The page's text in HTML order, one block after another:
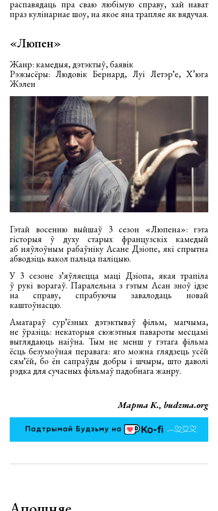
распавядаць пра сваю любімую справу, хай нават
праз кулінарнае шоу, на якое яна трапляе як вядучая.
«Люпен»
Жанр: камедыя, дэтэктыў, баявік
Рэжысёры: Людовік Бернард, Луі Летэрʼе, Х’юга
Жэлен
Гэтай восенню выйшаў 3 сезон «Люпена»: гэта
гісторыя ў духу старых французскіх камедый
аб няўлоўным рабаўніку Асане Дзіопе, які спрытна
абводзіць вакол пальца паліцыю.
У 3 сезоне зʼяўляецца маці Дзіопа, якая трапіла
ў рукі ворагаў. Паралельна з гэтым Асан зноў ідзе
на справу, спрабуючы завалодаць новай
каштоўнасцю.
Аматараў сурʼёзных дэтэктываў фільм, магчыма,
не ўразіць: некаторыя сюжэтныя павароты месцамі
выглядаюць наіўна. Тым не менш у гэтага фільма
ёсць безумоўная перавага: яго можна глядзець усёй
сямʼёй, бо ён сапраўды добры і шчыры, што даволі
рэдка для сучасных фільмаў падобнага жанру.
Марта К., budzma.org